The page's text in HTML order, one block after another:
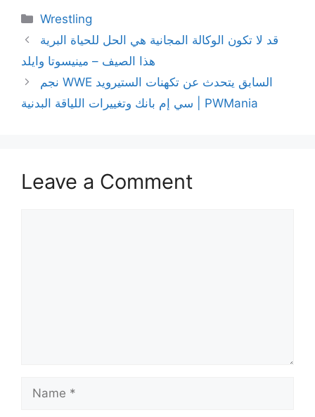
Categories
Wrestling
قد لا تكون الوكالة المجانية هي الحل للحياة البرية
هذا الصيف – مينيسوتا وايلد
نجم WWE السابق يتحدث عن تكهنات الستيرويد
سي إم بانك وتغييرات اللياقة البدنية | PWMania
Leave a Comment